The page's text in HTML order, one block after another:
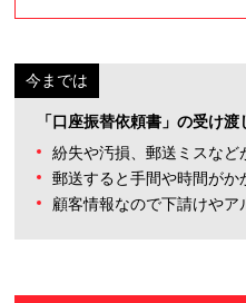
「口座振替依頼書」の受け
紛失や汚損、郵送ミスなど
郵送すると手間や時間がか
顧客情報なので下請けや